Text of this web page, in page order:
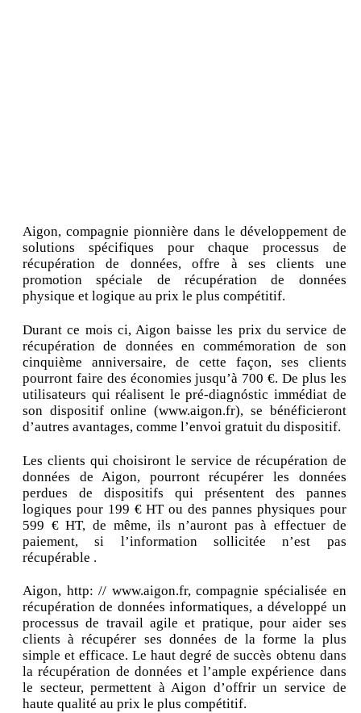
Aigon, compagnie pionnière dans le développement de
solutions spécifiques pour chaque processus de
récupération de données, offre à ses clients une
promotion spéciale de récupération de données
physique et logique au prix le plus compétitif.
Durant ce mois ci, Aigon baisse les prix du service de
récupération de données en commémoration de son
cinquième anniversaire, de cette façon, ses clients
pourront faire des économies jusqu’à 700 €. De plus les
utilisateurs qui réalisent le pré-diagnóstic immédiat de
son dispositif online (www.aigon.fr), se bénéficieront
d’autres avantages, comme l’envoi gratuit du dispositif.
Les clients qui choisiront le service de récupération de
données de Aigon, pourront récupérer les données
perdues de dispositifs qui présentent des pannes
logiques pour 199 € HT ou des pannes physiques pour
599 € HT, de même, ils n’auront pas à effectuer de
paiement, si l’information sollicitée n’est pas
récupérable .
Aigon, http: // www.aigon.fr, compagnie spécialisée en
récupération de données informatiques, a développé un
processus de travail agile et pratique, pour aider ses
clients à récupérer ses données de la forme la plus
simple et efficace. Le haut degré de succès obtenu dans
la récupération de données et l’ample expérience dans
le secteur, permettent à Aigon d’offrir un service de
haute qualité au prix le plus compétitif.